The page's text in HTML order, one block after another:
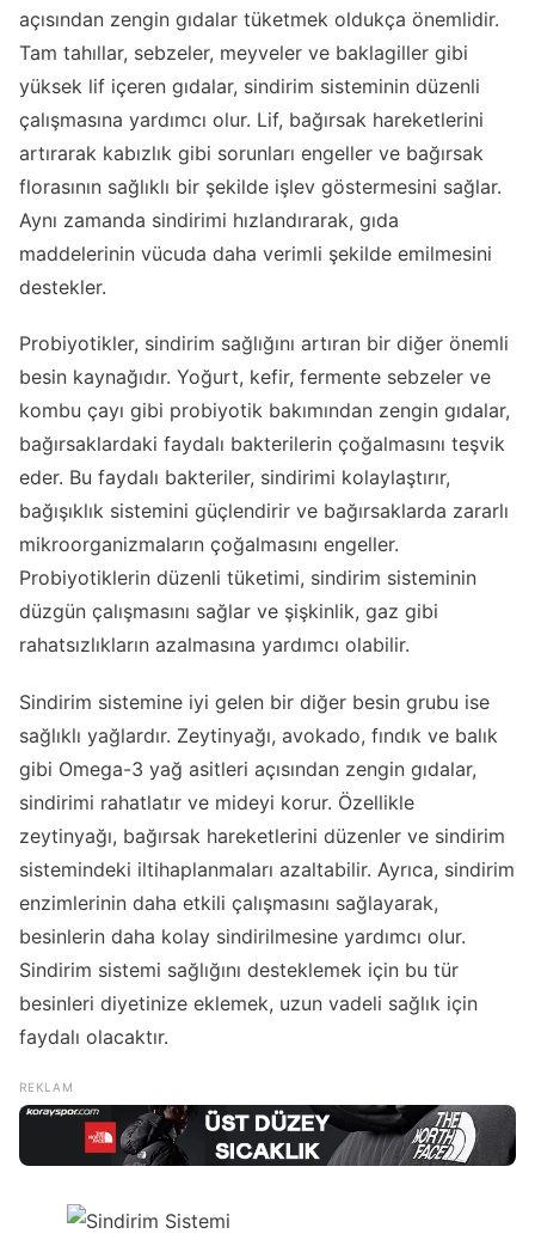
açısından zengin gıdalar tüketmek oldukça önemlidir.
Tam tahıllar, sebzeler, meyveler ve baklagiller gibi
yüksek lif içeren gıdalar, sindirim sisteminin düzenli
çalışmasına yardımcı olur. Lif, bağırsak hareketlerini
artırarak kabızlık gibi sorunları engeller ve bağırsak
florasının sağlıklı bir şekilde işlev göstermesini sağlar.
Aynı zamanda sindirimi hızlandırarak, gıda
maddelerinin vücuda daha verimli şekilde emilmesini
destekler.
Probiyotikler, sindirim sağlığını artıran bir diğer önemli
besin kaynağıdır. Yoğurt, kefir, fermente sebzeler ve
kombu çayı gibi probiyotik bakımından zengin gıdalar,
bağırsaklardaki faydalı bakterilerin çoğalmasını teşvik
eder. Bu faydalı bakteriler, sindirimi kolaylaştırır,
bağışıklık sistemini güçlendirir ve bağırsaklarda zararlı
mikroorganizmaların çoğalmasını engeller.
Probiyotiklerin düzenli tüketimi, sindirim sisteminin
düzgün çalışmasını sağlar ve şişkinlik, gaz gibi
rahatsızlıkların azalmasına yardımcı olabilir.
Sindirim sistemine iyi gelen bir diğer besin grubu ise
sağlıklı yağlardır. Zeytinyağı, avokado, fındık ve balık
gibi Omega-3 yağ asitleri açısından zengin gıdalar,
sindirimi rahatlatır ve mideyi korur. Özellikle
zeytinyağı, bağırsak hareketlerini düzenler ve sindirim
sistemindeki iltihaplanmaları azaltabilir. Ayrıca, sindirim
enzimlerinin daha etkili çalışmasını sağlayarak,
besinlerin daha kolay sindirilmesine yardımcı olur.
Sindirim sistemi sağlığını desteklemek için bu tür
besinleri diyetinize eklemek, uzun vadeli sağlık için
faydalı olacaktır.